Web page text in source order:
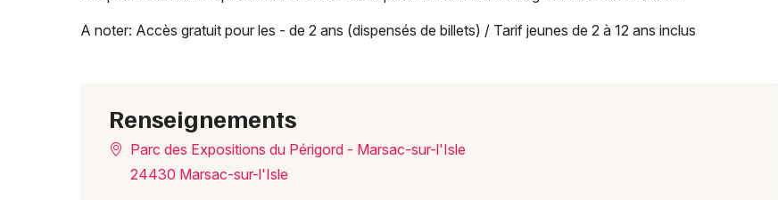
A noter: Accès gratuit pour les - de 2 ans (dispensés de billets) / Tarif jeunes de 2 à 12 ans inclus
Renseignements
Parc des Expositions du Périgord - Marsac-sur-l'Isle
24430 Marsac-sur-l'Isle